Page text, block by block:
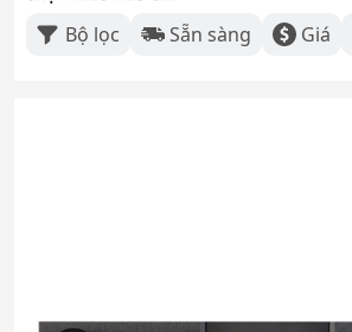
Bộ lọc Sẵn sàng Giá